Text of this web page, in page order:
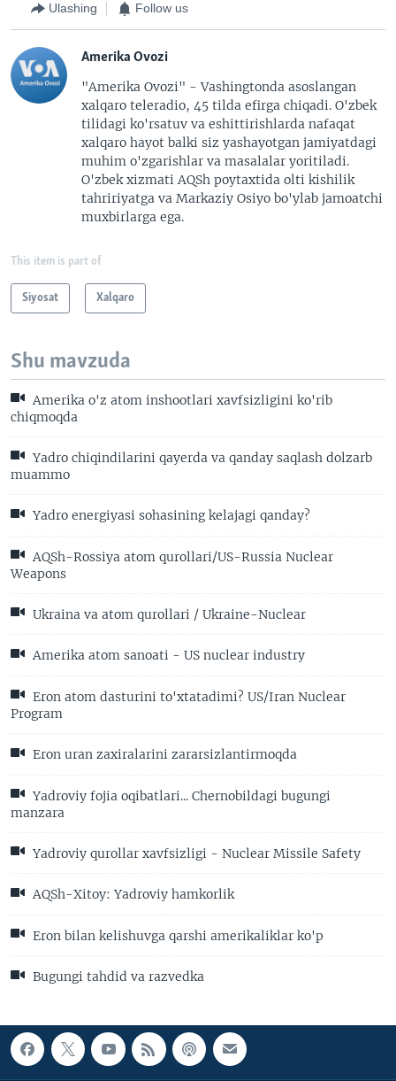
Ulashing Follow us
Amerika Ovozi
"Amerika Ovozi" - Vashingtonda asoslangan
xalqaro teleradio, 45 tilda efirga chiqadi. O'zbek
tilidagi ko'rsatuv va eshittirishlarda nafaqat
xalqaro hayot balki siz yashayotgan jamiyatdagi
muhim o'zgarishlar va masalalar yoritiladi.
O'zbek xizmati AQSh poytaxtida olti kishilik
tahririyatga va Markaziy Osiyo bo'ylab jamoatchi
muxbirlarga ega.
This item is part of
Siyosat Xalqaro
Shu mavzuda
Amerika o'z atom inshootlari xavfsizligini ko'rib
chiqmoqda
Yadro chiqindilarini qayerda va qanday saqlash dolzarb
muammo
Yadro energiyasi sohasining kelajagi qanday?
AQSh-Rossiya atom qurollari/US-Russia Nuclear
Weapons
Ukraina va atom qurollari / Ukraine-Nuclear
Amerika atom sanoati - US nuclear industry
Eron atom dasturini to'xtatadimi? US/Iran Nuclear
Program
Eron uran zaxiralarini zararsizlantirmoqda
Yadroviy fojia oqibatlari... Chernobildagi bugungi
manzara
Yadroviy qurollar xavfsizligi - Nuclear Missile Safety
AQSh-Xitoy: Yadroviy hamkorlik
Eron bilan kelishuvga qarshi amerikaliklar ko'p
Bugungi tahdid va razvedka